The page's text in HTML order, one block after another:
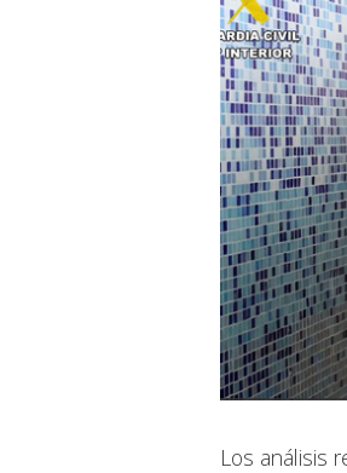
Los análisis